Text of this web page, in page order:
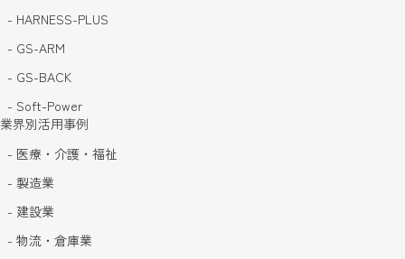
- HARNESS-PLUS
- GS-ARM
- GS-BACK
- Soft-Power
業界別活用事例
- 医療・介護・福祉
- 製造業
- 建設業
- 物流・倉庫業